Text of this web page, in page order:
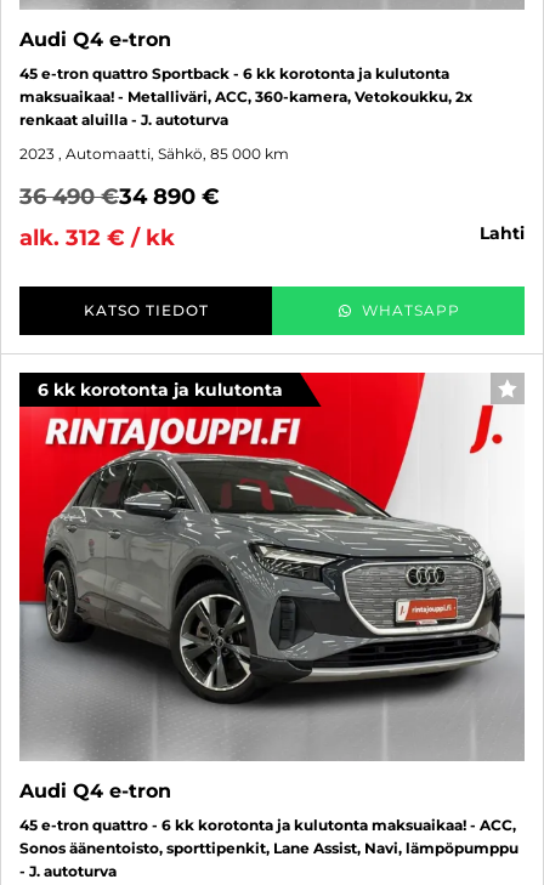
Audi Q4 e-tron
45 e-tron quattro Sportback - 6 kk korotonta ja kulutonta
maksuaikaa! - Metalliväri, ACC, 360-kamera, Vetokoukku, 2x
renkaat aluilla - J. autoturva
2023 , Automaatti, Sähkö, 85 000 km
36 490 €34 890 €
alk. 312 € / kk
lahti
KATSO TIEDOT WHATSAPP
6 kk korotonta ja kulutonta
Audi Q4 e-tron
45 e-tron quattro - 6 kk korotonta ja kulutonta maksuaikaa! - ACC,
Sonos äänentoisto, sporttipenkit, Lane Assist, Navi, lämpöpumppu
- J. autoturva